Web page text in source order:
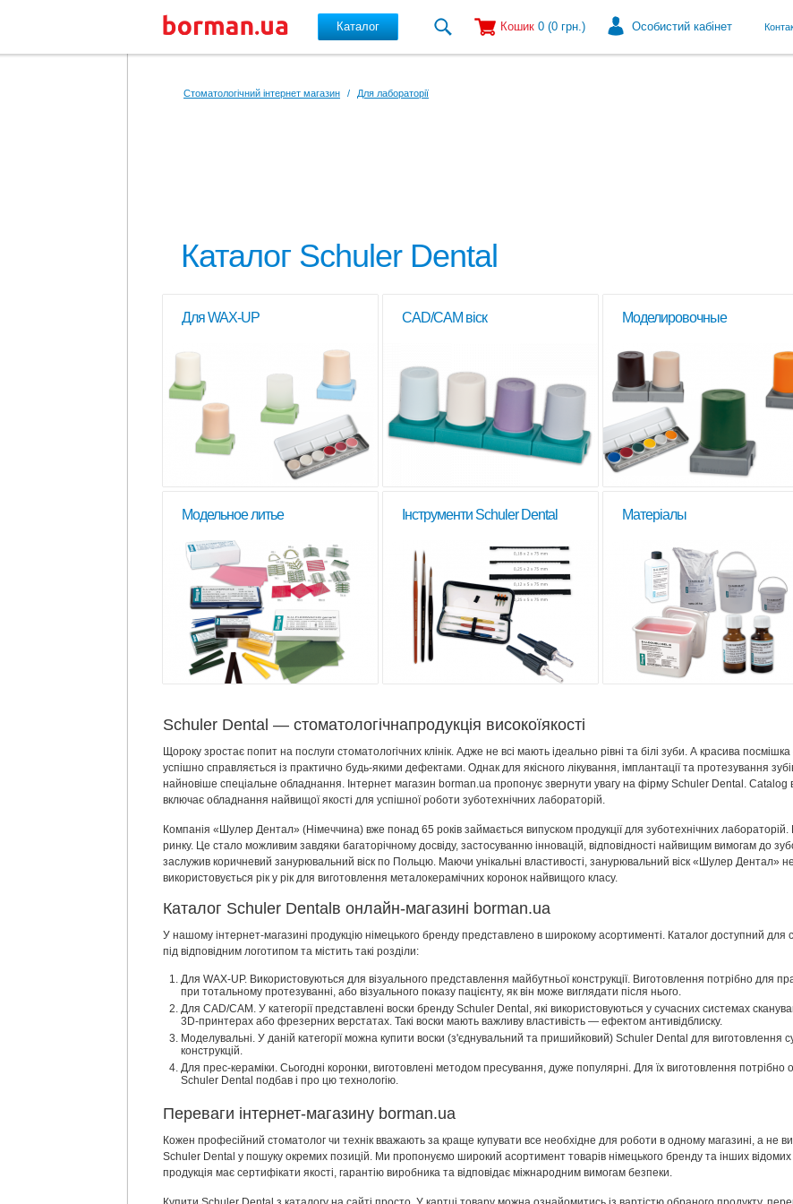
Каталог Кошик 0 (0 грн.) Особистий кабінет
Стоматологічний інтернет магазин / Для лабораторії
Каталог Schuler Dental
Для WAX-UP CAD/CAM віск Моделировочные
Модельное литье Інструменти Schuler Dental Матеріалы
Schuler Dental — стоматологічнапродукція високоїякості
Щороку зростає попит на послуги стоматологічних клінік. Адже не всі мають ідеально рівні та білі зуби. А красива
успішно справляється із практично будь-якими дефектами. Однак для якісного лікування, імплантації та протезування
найновіше спеціальне обладнання. Інтернет магазин borman.ua пропонує звернути увагу на фірму Schuler Dental. Сatalog
включає обладнання найвищої якості для успішної роботи зуботехнічних лабораторій.
Компанія «Шулер Дентал» (Німеччина) вже понад 65 років займається випуском продукції для зуботехнічних
ринку. Це стало можливим завдяки багаторічному досвіду, застосуванню інновацій, відповідності найвищим вимогам до
заслужив коричневий занурювальний віск по Польцю. Маючи унікальні властивості, занурювальний віск «Шулер Дентал»
використовується рік у рік для виготовлення металокерамічних коронок найвищого класу.
Каталог Schuler Dentalв онлайн-магазині borman.ua
У нашому інтернет-магазині продукцію німецького бренду представлено в широкому асортименті. Каталог доступний
під відповідним логотипом та містить такі розділи:
Для WAX-UP. Використовуються для візуального представлення майбутньої конструкції. Виготовлення потрібно для
при тотальному протезуванні, або візуального показу пацієнту, як він може виглядати після нього.
Для CAD/CAM. У категорії представлені воски бренду Schuler Dental, які використовуються у сучасних системах
3D-принтерах або фрезерних верстатах. Такі воски мають важливу властивість — ефектом антивідблиску.
Моделувальні. У даній категорії можна купити воски (з'єднувальний та пришийковий) Schuler Dental для виготовлення
конструкцій.
Для прес-кераміки. Сьогодні коронки, виготовлені методом пресування, дуже популярні. Для їх виготовлення потрібно
Schuler Dental подбав і про цю технологію.
Переваги інтернет-магазину borman.ua
Кожен професійний стоматолог чи технік вважають за краще купувати все необхідне для роботи в одному магазині, а не
Schuler Dental у пошуку окремих позицій. Ми пропонуємо широкий асортимент товарів німецького бренду та інших
продукція має сертифікати якості, гарантію виробника та відповідає міжнародним вимогам безпеки.